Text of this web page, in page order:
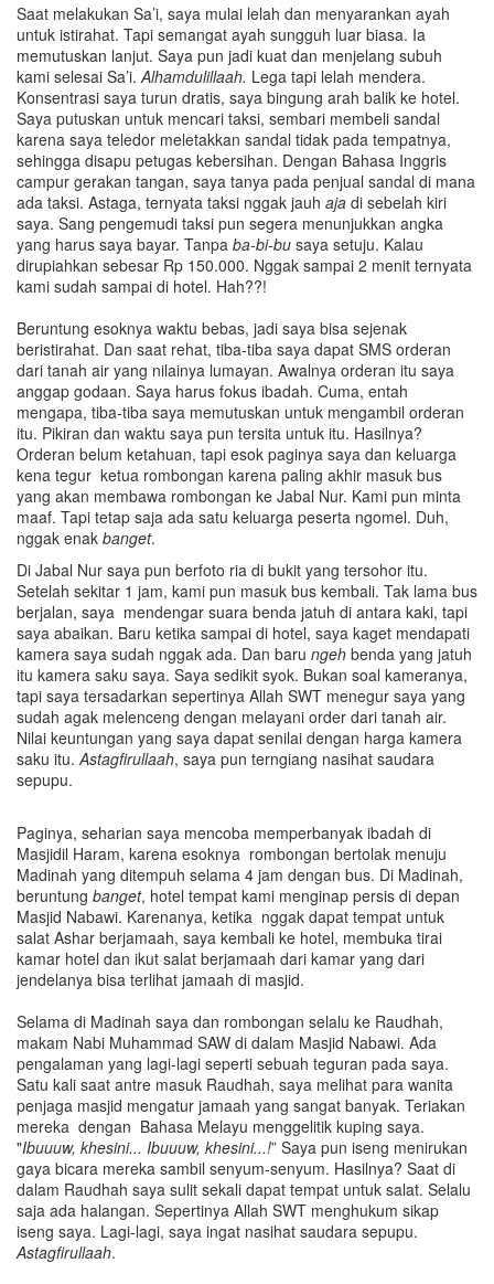
Saat melakukan Sa’i, saya mulai lelah dan menyarankan ayah
untuk istirahat. Tapi semangat ayah sungguh luar biasa. Ia
memutuskan lanjut. Saya pun jadi kuat dan menjelang subuh
kami selesai Sa’i. Alhamdulillaah. Lega tapi lelah mendera.
Konsentrasi saya turun dratis, saya bingung arah balik ke hotel.
Saya putuskan untuk mencari taksi, sembari membeli sandal
karena saya teledor meletakkan sandal tidak pada tempatnya,
sehingga disapu petugas kebersihan. Dengan Bahasa Inggris
campur gerakan tangan, saya tanya pada penjual sandal di mana
ada taksi. Astaga, ternyata taksi nggak jauh aja di sebelah kiri
saya. Sang pengemudi taksi pun segera menunjukkan angka
yang harus saya bayar. Tanpa ba-bi-bu saya setuju. Kalau
dirupiahkan sebesar Rp 150.000. Nggak sampai 2 menit ternyata
kami sudah sampai di hotel. Hah??!
Beruntung esoknya waktu bebas, jadi saya bisa sejenak
beristirahat. Dan saat rehat, tiba-tiba saya dapat SMS orderan
dari tanah air yang nilainya lumayan. Awalnya orderan itu saya
anggap godaan. Saya harus fokus ibadah. Cuma, entah
mengapa, tiba-tiba saya memutuskan untuk mengambil orderan
itu. Pikiran dan waktu saya pun tersita untuk itu. Hasilnya?
Orderan belum ketahuan, tapi esok paginya saya dan keluarga
kena tegur ketua rombongan karena paling akhir masuk bus
yang akan membawa rombongan ke Jabal Nur. Kami pun minta
maaf. Tapi tetap saja ada satu keluarga peserta ngomel. Duh,
nggak enak banget.
Di Jabal Nur saya pun berfoto ria di bukit yang tersohor itu.
Setelah sekitar 1 jam, kami pun masuk bus kembali. Tak lama bus
berjalan, saya mendengar suara benda jatuh di antara kaki, tapi
saya abaikan. Baru ketika sampai di hotel, saya kaget mendapati
kamera saya sudah nggak ada. Dan baru ngeh benda yang jatuh
itu kamera saku saya. Saya sedikit syok. Bukan soal kameranya,
tapi saya tersadarkan sepertinya Allah SWT menegur saya yang
sudah agak melenceng dengan melayani order dari tanah air.
Nilai keuntungan yang saya dapat senilai dengan harga kamera
saku itu. Astagfirullaah, saya pun terngiang nasihat saudara
sepupu.
Paginya, seharian saya mencoba memperbanyak ibadah di
Masjidil Haram, karena esoknya rombongan bertolak menuju
Madinah yang ditempuh selama 4 jam dengan bus. Di Madinah,
beruntung banget, hotel tempat kami menginap persis di depan
Masjid Nabawi. Karenanya, ketika nggak dapat tempat untuk
salat Ashar berjamaah, saya kembali ke hotel, membuka tirai
kamar hotel dan ikut salat berjamaah dari kamar yang dari
jendelanya bisa terlihat jamaah di masjid.
Selama di Madinah saya dan rombongan selalu ke Raudhah,
makam Nabi Muhammad SAW di dalam Masjid Nabawi. Ada
pengalaman yang lagi-lagi seperti sebuah teguran pada saya.
Satu kali saat antre masuk Raudhah, saya melihat para wanita
penjaga masjid mengatur jamaah yang sangat banyak. Teriakan
mereka dengan Bahasa Melayu menggelitik kuping saya.
"Ibuuuw, khesini... Ibuuuw, khesini...!” Saya pun iseng menirukan
gaya bicara mereka sambil senyum-senyum. Hasilnya? Saat di
dalam Raudhah saya sulit sekali dapat tempat untuk salat. Selalu
saja ada halangan. Sepertinya Allah SWT menghukum sikap
iseng saya. Lagi-lagi, saya ingat nasihat saudara sepupu.
Astagfirullaah.